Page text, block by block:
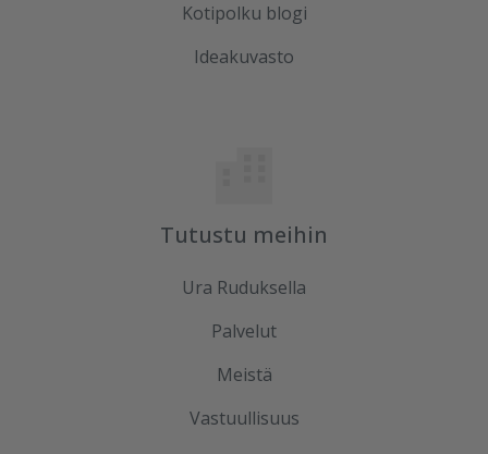
Kotipolku blogi
Ideakuvasto
Tutustu meihin
Ura Ruduksella
Palvelut
Meistä
Vastuullisuus